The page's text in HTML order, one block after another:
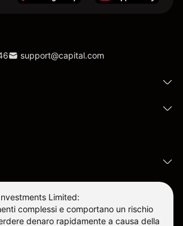
support@capital.com
Limited:
complessi e comportano un rischio
denaro rapidamente a causa della